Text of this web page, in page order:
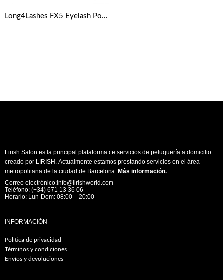
Long4Lashes FX5 Eyelash Power Serum 3 ml
Lirish Salon es la principal plataforma de servicios de peluquería a domicilio
creado por LIRISH. Actualmente estamos prestando servicios en el área
metropolitana de la ciudad de Barcelona. Más información.
Correo electrónico:info@lirishworld.com
Teléfono: (+34) 671 13 36 06
Horario: Lun-Dom: 08:00 – 20:00
INFORMACIÓN
Política de privacidad
Términos y condiciones
Envíos y devoluciones